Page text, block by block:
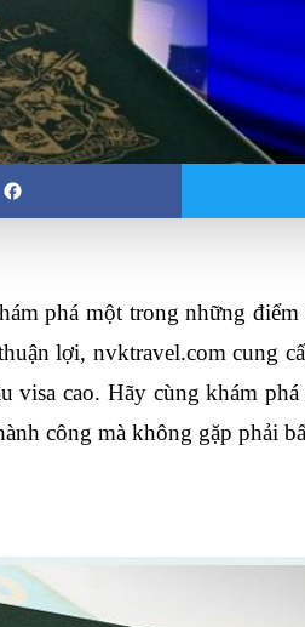
phá một trong những điểm
lợi, nvktravel.com cung
visa cao. Hãy cùng khám
công mà không gặp phải